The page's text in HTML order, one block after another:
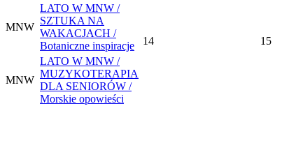
MNW
LATO W MNW /
SZTUKA NA
WAKACJACH /
Botaniczne inspiracje
MNW
LATO W MNW /
MUZYKOTERAPIA
DLA SENIORÓW /
Morskie opowieści
14 15